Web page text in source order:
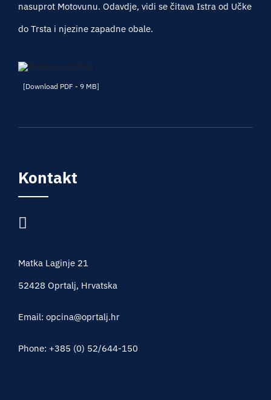
nasuprot Motovunu. Odavdje, vidi se čitava Istra od Učke
do Trsta i njezine zapadne obale.
[Download PDF - 9 MB]
Kontakt
Matka Laginje 21
52428 Oprtalj, Hrvatska
Email: opcina@oprtalj.hr
Phone: +385 (0) 52/644-150